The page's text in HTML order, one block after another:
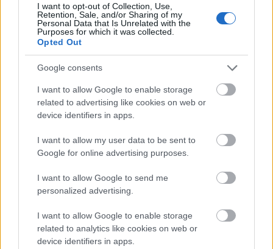
I want to opt-out of Collection, Use,
Retention, Sale, and/or Sharing of my
Personal Data that Is Unrelated with the
Purposes for which it was collected.
Opted Out
Google consents
I want to allow Google to enable storage
related to advertising like cookies on web or
device identifiers in apps.
I want to allow my user data to be sent to
Google for online advertising purposes.
I want to allow Google to send me
personalized advertising.
I want to allow Google to enable storage
related to analytics like cookies on web or
device identifiers in apps.